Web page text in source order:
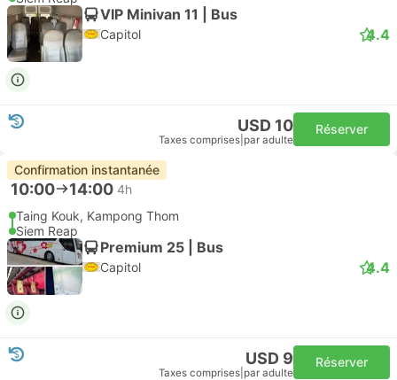
VIP Minivan 11 | Bus
Capitol 4.4
USD 10
Taxes comprises par adulte
Réserver
Confirmation instantanée
10:00 14:00 4h
Taing Kouk, Kampong Thom
Siem Reap
Premium 25 | Bus
Capitol 4.4
USD 9
Taxes comprises par adulte
Réserver